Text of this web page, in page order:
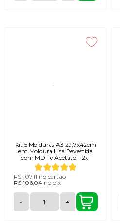
Kit 5 Molduras A3 29,7x42cm
em Moldura Lisa Revestida
com MDF e Acetato - 2x1
R$ 107,11 no cartão
R$ 106,04 no pix
- +